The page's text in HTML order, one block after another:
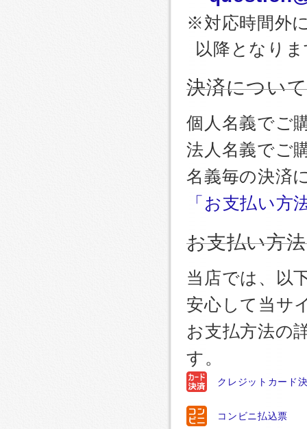
※対応時間外
以降となり
決済について
個人名義でご
法人名義でご
名義毎の決済
「お支払い方
お支払い方
当店では、以
安心して当サ
お支払方法の
す。
クレジットカード
コンビニ払込票